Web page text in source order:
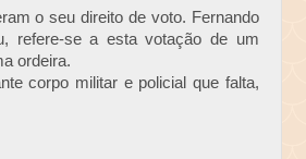
o seu direito de voto. Fernando
refere-se a esta votação de um
ordeira.
corpo militar e policial que falta,